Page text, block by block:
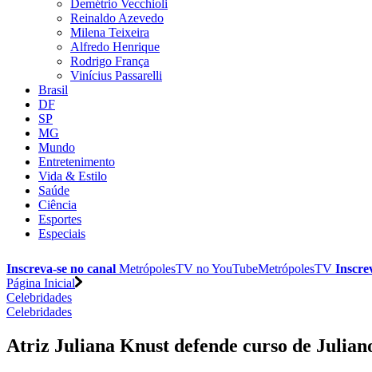
Demétrio Vecchioli
Reinaldo Azevedo
Milena Teixeira
Alfredo Henrique
Rodrigo França
Vinícius Passarelli
Brasil
DF
SP
MG
Mundo
Entretenimento
Vida & Estilo
Saúde
Ciência
Esportes
Especiais
Inscreva-se no canal MetrópolesTV noYouTubeMetrópolesTV
Página Inicial
Celebridades
Celebridades
Atriz Juliana Knust defende curso de